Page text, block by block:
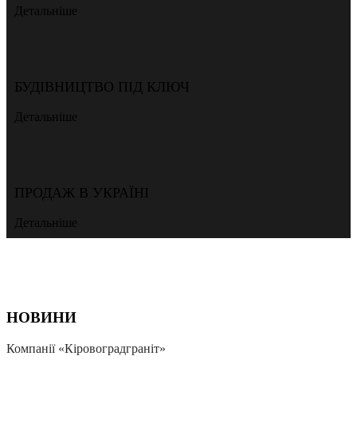
Детальніше
БУДІВНИЦТВО ПІД КЛЮЧ
Детальніше
ПРОДАЖ В УКРАЇНІ
Детальніше
НОВИНИ
Компанії «Кіровоградграніт»